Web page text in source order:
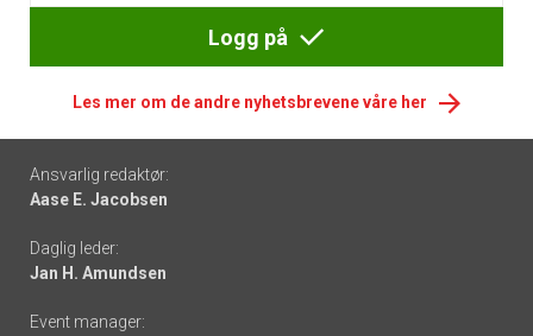
Logg på
Les mer om de andre nyhetsbrevene våre her
Footer
-
links
Ansvarlig redaktør:
Aase E. Jacobsen
Daglig leder:
Jan H. Amundsen
Event manager: